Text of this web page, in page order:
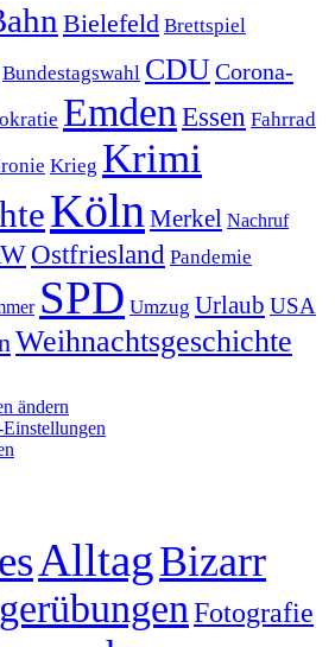
Bielefeld Brettspiel
Bundestagswahl CDUCorona-
Emden Essen Fahrrad
Krieg Krimi
KölnMerkel Nachruf
Ostfriesland Pandemie
SPD Umzug Urlaub USA
Weihnachtsgeschichte
ändern
AlltagBizarr
Fotografie